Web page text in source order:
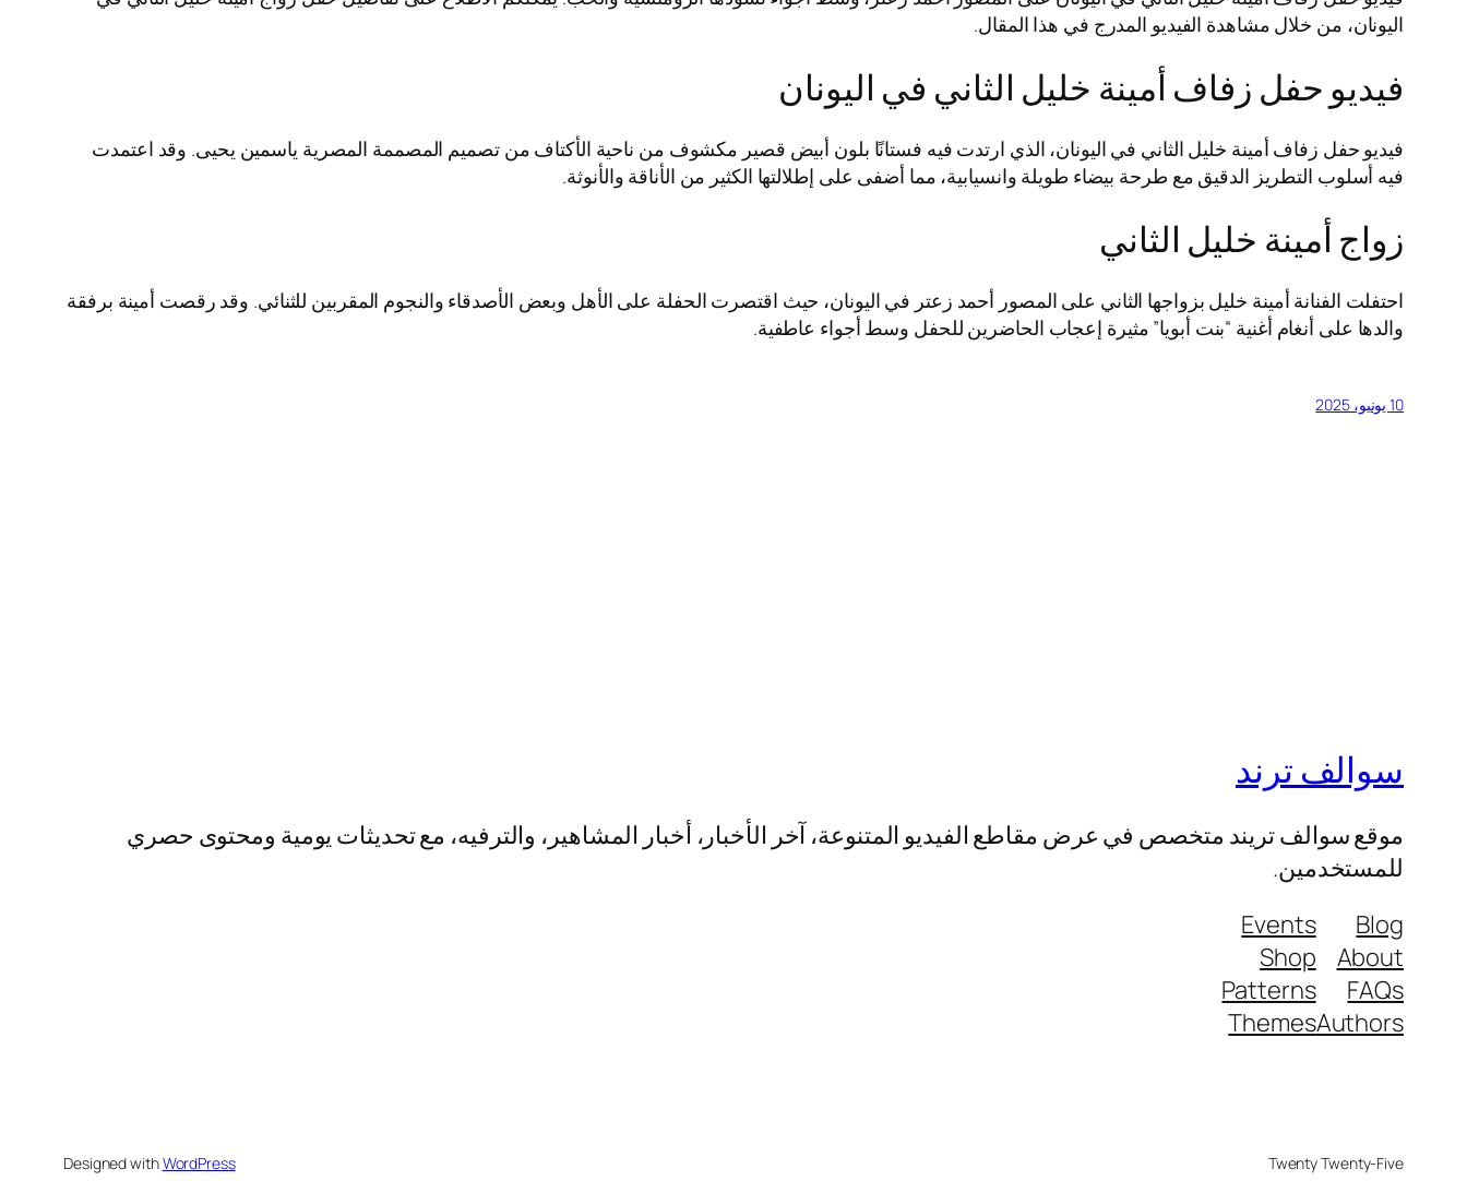
اليونان، من خلال مشاهدة الفيديو المدرج في هذا المقال.
فيديو حفل زفاف أمينة خليل الثاني في اليونان
فيديو حفل زفاف أمينة خليل الثاني في اليونان، الذي ارتدت فيه فستانًا بلون أبيض قصير مكشوف من ناحية الأكتاف من تصميم المصممة المصرية ياسمين يحيى. وقد اعتمدت
فيه أسلوب التطريز الدقيق مع طرحة بيضاء طويلة وانسيابية، مما أضفى على إطلالتها الكثير من الأناقة والأنوثة.
زواج أمينة خليل الثاني
احتفلت الفنانة أمينة خليل بزواجها الثاني على المصور أحمد زعتر في اليونان، حيث اقتصرت الحفلة على الأهل وبعض الأصدقاء والنجوم المقربين للثنائي. وقد رقصت أمينة برفقة
والدها على أنغام أغنية “بنت أبويا” مثيرة إعجاب الحاضرين للحفل وسط أجواء عاطفية.
10 يونيو، 2025
سوالف ترند
موقع سوالف تريند متخصص في عرض مقاطع الفيديو المتنوعة، آخر الأخبار، أخبار المشاهير، والترفيه، مع تحديثات يومية ومحتوى حصري
للمستخدمين.
Blog
About
FAQs
Authors
Events
Shop
Patterns
Themes
Twenty Twenty-Five
Designed withWordPress